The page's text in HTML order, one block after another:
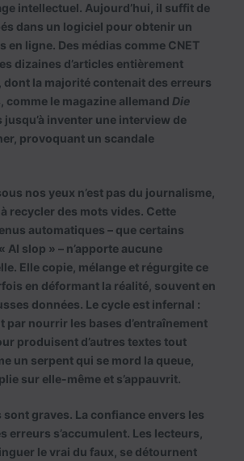
intellectuel. Aujourd’hui, il suffit de
dans un logiciel pour obtenir un
en ligne. Des médias comme CNET
dizaines d’articles entièrement
dont la majorité contenait des erreurs
comme le magazine allemand Die
jusqu’à inventer une interview de
provoquant un scandale
nos yeux n’est pas du journalisme,
recycler des mots vides. Cette
automatiques – que certains
AI slop » – n’apporte aucune
Elle copie, mélange et régurgite ce
en déformant la réalité, souvent en
données. Le cycle est infernal :
par nourrir les bases d’entraînement
produisent d’autres textes tout
un serpent qui se mord la queue,
sur elle-même et s’appauvrit.
sont graves. La confiance envers les
erreurs s’accumulent. Les lecteurs,
le vrai du faux, se détournent